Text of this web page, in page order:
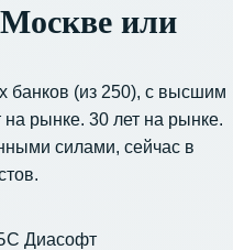
или
банков (из 250), с высшим
на рынке. 30 лет на рынке.
силами, сейчас в
Диасофт